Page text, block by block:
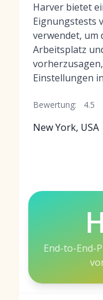
Harver bietet
Eignungstests
verwendet, um
Arbeitsplatz
Einstellungen
Bewertung: 4.5
New York, USA
End-to-End-